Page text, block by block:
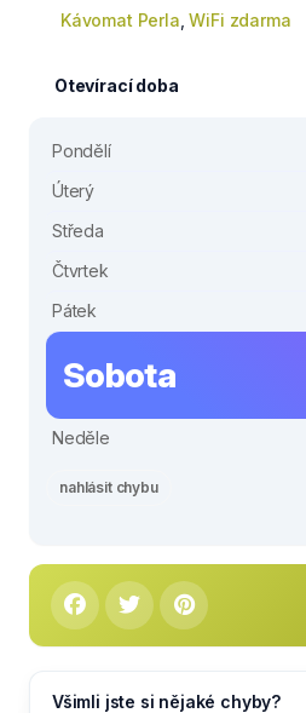
Kávomat Perla ,WiFi zdarma
Otevírací doba
Pondělí
Úterý
Středa
Čtvrtek
Pátek
Sobota
Neděle
nahlásit chybu
Všimli jste si nějaké chyby?